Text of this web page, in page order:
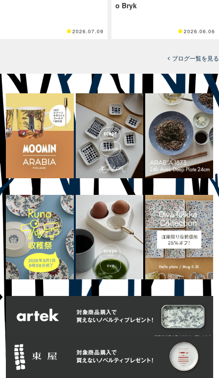
2026.07.09
o Bryk
2026.06.06
ブログ一覧を見る